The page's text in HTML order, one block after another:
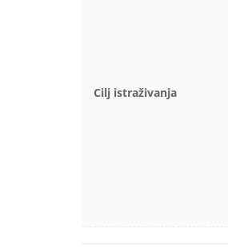
Cilj istraživanja